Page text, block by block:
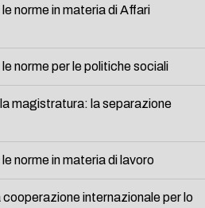
norme in materia di Affari
norme per le politiche sociali
magistratura: la separazione
norme in materia di lavoro
internazionale per lo